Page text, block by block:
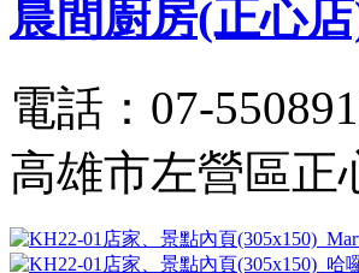
晨間廚房(正心
電話：07-
高雄市左營區正